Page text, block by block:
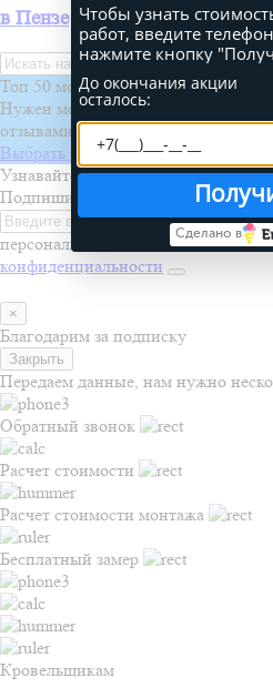
в Пензе
Искать
Топ 50 монтажных бригад
Нужен монтаж? Выберите
отзывами и проектами
Выбрать бригаду
Узнавайте первыми о новинках,
Подпишитесь на рассылку
Я
персональных данных и
конфиденциальности
×
Благодарим за подписку
Закрыть
Передаем данные, нам нужно
Обратный звонок
Расчет стоимости
Расчет стоимости монтажа
Бесплатный замер
Кровельщикам
Чтобы узнать
работ, введите
нажмите кнопку
До окончания акции
осталось:
Сделано в